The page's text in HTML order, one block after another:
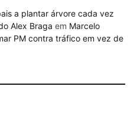
a plantar árvore cada vez
Alex Braga em Marcelo
PM contra tráfico em vez de